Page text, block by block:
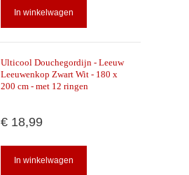
In winkelwagen
Ulticool Douchegordijn - Leeuw
Leeuwenkop Zwart Wit - 180 x
200 cm - met 12 ringen
€ 18,99
In winkelwagen